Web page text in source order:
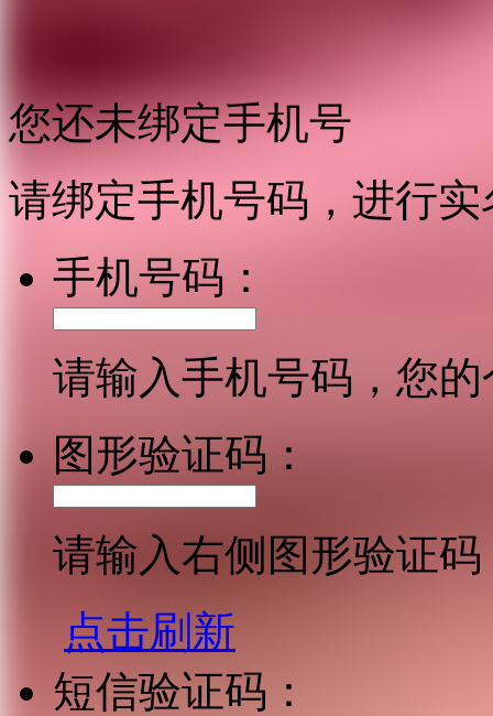
您还未绑定手机号
请绑定手机号码，进行
手机号码：
请输入手机号码，您
图形验证码：
请输入右侧图形验证码
点击刷新
短信验证码：